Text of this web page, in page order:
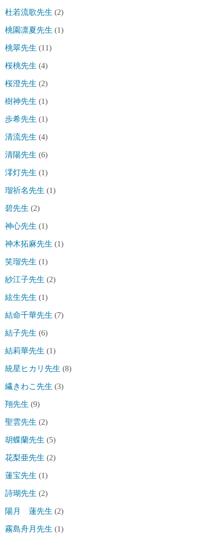
杜若流歌先生 (2)
桃園凛夏先生 (1)
桃翠先生 (11)
桜桃先生 (4)
桜澄先生 (2)
樹神先生 (1)
歩希先生 (1)
清流先生 (4)
清陽先生 (6)
澪灯先生 (1)
瑠祈名先生 (1)
碧先生 (2)
神心先生 (1)
神木拓麻先生 (1)
笑瑠先生 (1)
紗江子先生 (2)
絃生先生 (1)
結命千華先生 (7)
結子先生 (6)
結莉華先生 (1)
統星ヒカリ先生 (8)
繊きわこ先生 (3)
翔先生 (9)
聖雲先生 (2)
胡蝶蘭先生 (5)
花梨亜先生 (2)
蓮宝先生 (1)
詩瑚先生 (2)
陽月 蓮先生 (2)
霧島舟月先生 (1)